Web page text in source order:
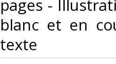
pages -
blanc et en
texte‎